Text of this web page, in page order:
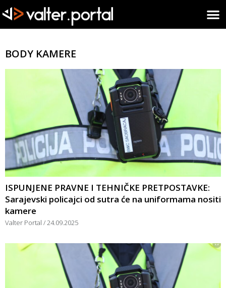
BODY KAMERE
ISPUNJENE PRAVNE I TEHNIČKE PRETPOSTAVKE:
Sarajevski policajci od sutra će na uniformama nositi
kamere
Valter Portal 24.09.2025